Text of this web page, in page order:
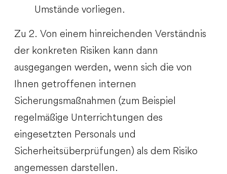
Umstände vorliegen.
Zu 2. Von einem hinreichenden Verständnis
der konkreten Risiken kann dann
ausgegangen werden, wenn sich die von
Ihnen getroffenen internen
Sicherungsmaßnahmen (zum Beispiel
regelmäßige Unterrichtungen des
eingesetzten Personals und
Sicherheitsüberprüfungen) als dem Risiko
angemessen darstellen.